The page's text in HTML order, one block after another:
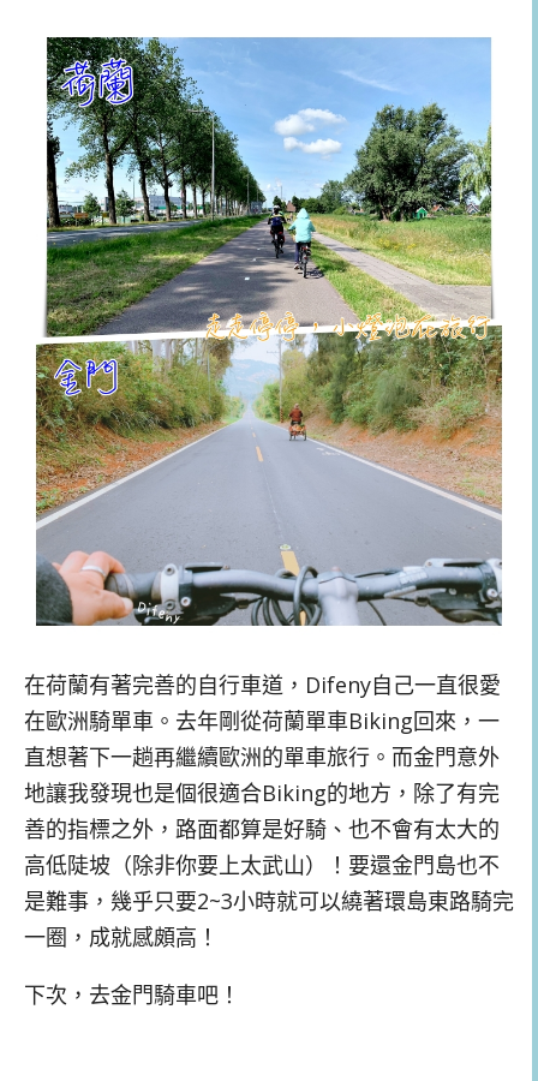
在荷蘭有著完善的自行車道，Difeny自己一直很愛
在歐洲騎單車。去年剛從荷蘭單車Biking回來，一
直想著下一趟再繼續歐洲的單車旅行。而金門意外
地讓我發現也是個很適合Biking的地方，除了有完
善的指標之外，路面都算是好騎、也不會有太大的
高低陡坡（除非你要上太武山）！要還金門島也不
是難事，幾乎只要2~3小時就可以繞著環島東路騎完
一圈，成就感頗高！
下次，去金門騎車吧！